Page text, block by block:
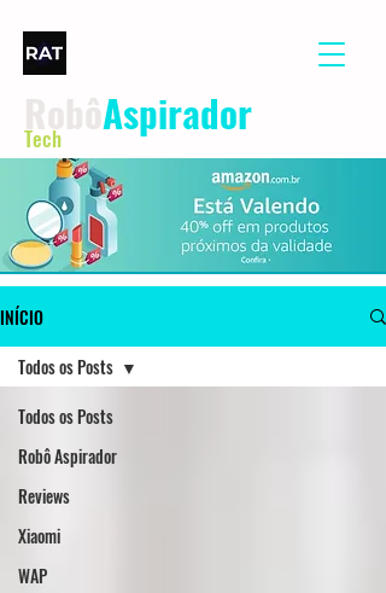
Aspirador
Tech
INÍCIO
Todos os Posts
Robô Aspirador
Reviews
Xiaomi
WAP
Todos os Posts